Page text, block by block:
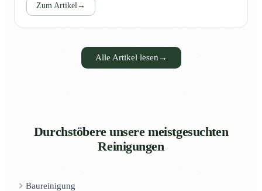
Zum Artikel →
Alle Artikel lesen →
Durchstöbere unsere meistgesuchten
Reinigungen
Baureinigung